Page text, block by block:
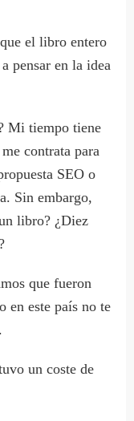
el libro entero
pensar en la idea
Mi tiempo tiene
contrata para
SEO o
Sin embargo,
libro? ¿Diez
que fueron
en este país no te
un coste de